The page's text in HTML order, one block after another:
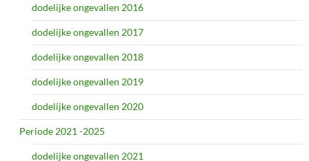
dodelijke ongevallen 2016
dodelijke ongevallen 2017
dodelijke ongevallen 2018
dodelijke ongevallen 2019
dodelijke ongevallen 2020
Periode 2021 -2025
dodelijke ongevallen 2021